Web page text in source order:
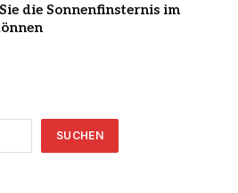
die Sonnenfinsternis im
SUCHEN